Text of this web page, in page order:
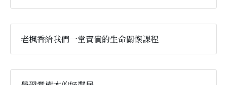
老楓香給我們一堂寶貴的生命關懷課程